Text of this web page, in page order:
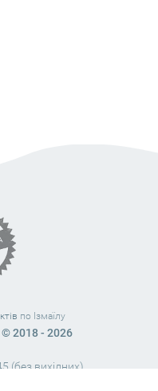
по Ізмаїлу
© 2018 - 2026
(без вихідних)